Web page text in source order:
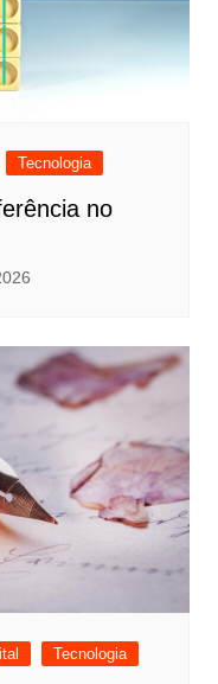
Tecnologia
no
Tecnologia